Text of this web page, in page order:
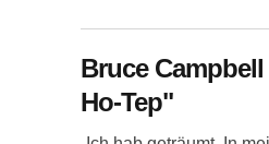
Bruce
Ho-Tep"